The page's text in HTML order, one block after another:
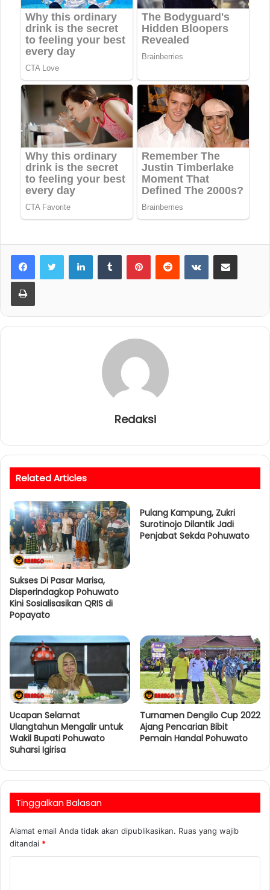
Redaksi
Related Articles
Sukses Di Pasar Marisa,
Disperindagkop Pohuwato
Kini Sosialisasikan QRIS di
Popayato
Pulang Kampung, Zukri
Surotinojo Dilantik Jadi
Penjabat Sekda Pohuwato
Ucapan Selamat
Ulangtahun Mengalir untuk
Wakil Bupati Pohuwato
Suharsi Igirisa
Turnamen Dengilo Cup 2022
Ajang Pencarian Bibit
Pemain Handal Pohuwato
Tinggalkan Balasan
Alamat email Anda tidak akan dipublikasikan. Ruas yang wajib
ditandai *